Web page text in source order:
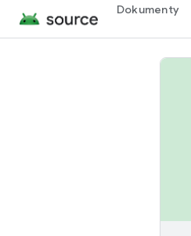
Dokumenty